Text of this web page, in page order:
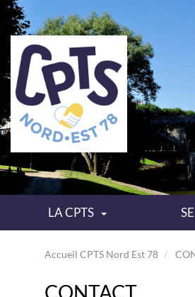
LA CPTS
Accueil CPTS Nord Est 78
CONTACT